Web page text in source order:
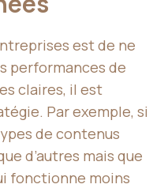
est de ne
performances de
claires, il est
Par exemple, si
de contenus
d’autres mais que
fonctionne moins